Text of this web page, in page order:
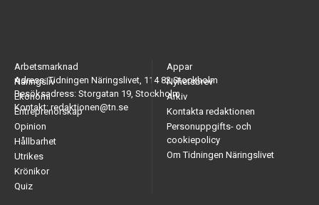
Adress: Tidningen Näringslivet, 114 82 Stockholm
Besöksadress: Storgatan 19, Stockholm
Kontakt: redaktionen@tn.se
Arbetsmarknad
Näringsliv
Ekonomi
Entreprenörskap
Opinion
Hållbarhet
Utrikes
Krönikor
Quiz
Appar
Nyhetsbrev
Arkiv
Kontakta redaktionen
Personuppgifts- och
cookiepolicy
Om Tidningen Näringslivet